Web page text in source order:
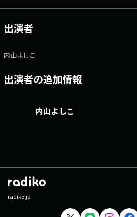
出演者
内山よしこ
出演者の追加情報
内山よしこ
radiko.jp